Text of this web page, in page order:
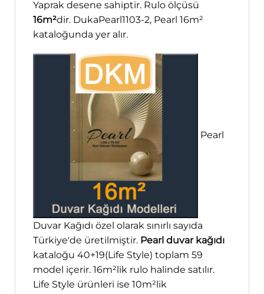
Yaprak desene sahiptir. Rulo ölçüsü
16m²dir. DukaPearl1103-2, Pearl 16m²
kataloğunda yer alır.
Pearl
Duvar Kağıdı özel olarak sınırlı sayıda
Türkiye'de üretilmiştir. Pearl duvar kağıdı
kataloğu 40+19(Life Style) toplam 59
model içerir. 16m²lik rulo halinde satılır.
Life Style ürünleri ise 10m²lik